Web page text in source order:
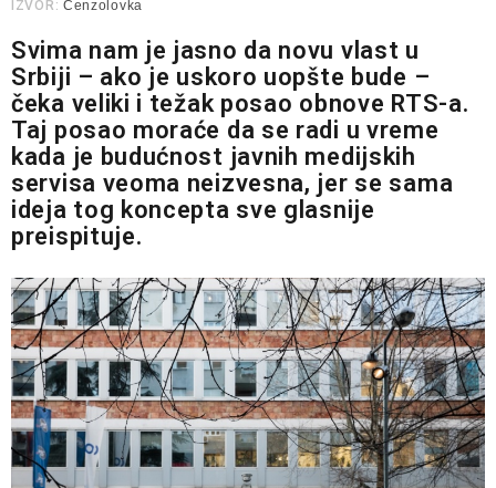
IZVOR: Cenzolovka
Svima nam je jasno da novu vlast u
Srbiji – ako je uskoro uopšte bude –
čeka veliki i težak posao obnove RTS-a.
Taj posao moraće da se radi u vreme
kada je budućnost javnih medijskih
servisa veoma neizvesna, jer se sama
ideja tog koncepta sve glasnije
preispituje.